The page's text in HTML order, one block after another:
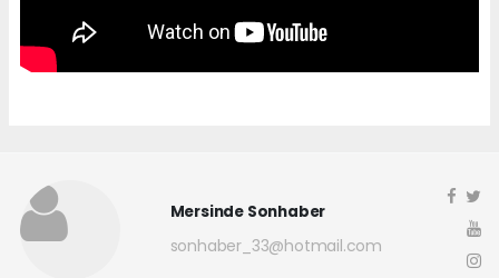
Mersinde Sonhaber
sonhaber_33@hotmail.com